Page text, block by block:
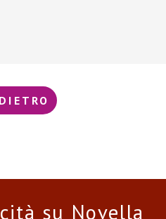
su Novella